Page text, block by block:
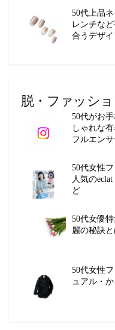
50代上品
レンチな
合うデザイ
脱・ファッシ
50代がお
しゃれな
フルエンサ
50代女性
人気の
ど
50代女優
麗の秘訣
50代女性
ュアル・